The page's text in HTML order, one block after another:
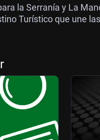
la Serranía y La
Turístico que une